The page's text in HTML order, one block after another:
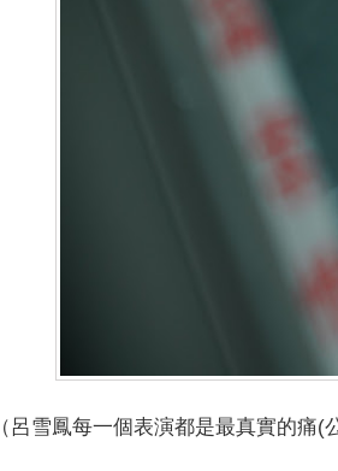
（呂雪鳳每一個表演都是最真實的痛(